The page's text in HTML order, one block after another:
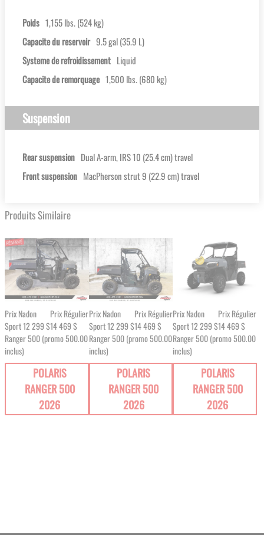
Poids 1,155 lbs. (524 kg)
Capacite du reservoir 9.5 gal (35.9 L)
Systeme de refroidissement Liquid
Capacite de remorquage 1,500 lbs. (680 kg)
Suspension
Rear suspension Dual A-arm, IRS 10 (25.4 cm) travel
Front suspension MacPherson strut 9 (22.9 cm) travel
Produits Similaire
Prix Nadon
Sport12 299 $
Prix Régulier
14 469 $
Ranger 500 (promo 500.00
inclus)
POLARIS
RANGER 500
2026
Prix Nadon
Sport12 299 $
Prix Régulier
14 469 $
Ranger 500 (promo 500.00
inclus)
POLARIS
RANGER 500
2026
Prix Nadon
Sport12 299 $
Prix Régulier
14 469 $
Ranger 500 (promo 500.00
inclus)
POLARIS
RANGER 500
2026